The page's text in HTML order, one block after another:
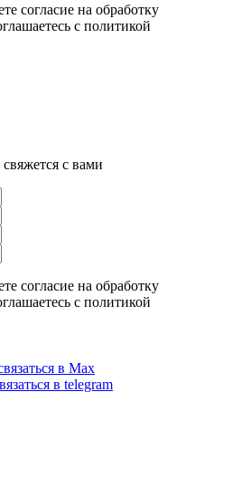
согласие на обработку
c политикой
с вами
согласие на обработку
c политикой